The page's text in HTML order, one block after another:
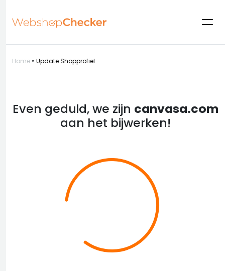
Home» Update Shopprofiel
Even geduld, we zijn canvasa.com
aan het bijwerken!